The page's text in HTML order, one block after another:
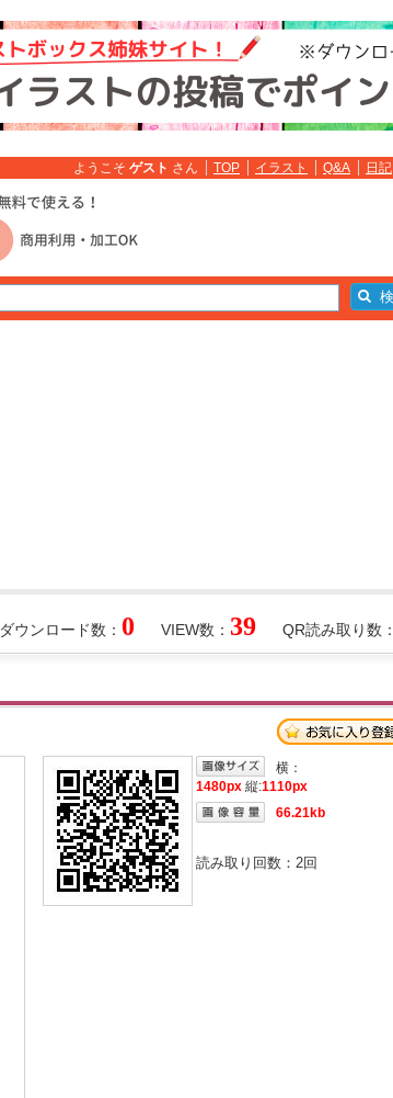
ようこそ ゲスト さん TOP イラスト Q&A 日記
QR読み取り数：
VIEW数： 39
ダウンロード数： 0
横：
1480px 縦:1110px
66.21kb
読み取り回数： 2回